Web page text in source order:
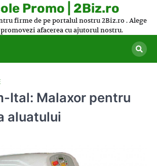
Promo | 2Biz.ro
firme de pe portalul nostru 2Biz.ro . Alege
afacerea cu ajutorul nostru.
Ital: Malaxor pentru
aluatului